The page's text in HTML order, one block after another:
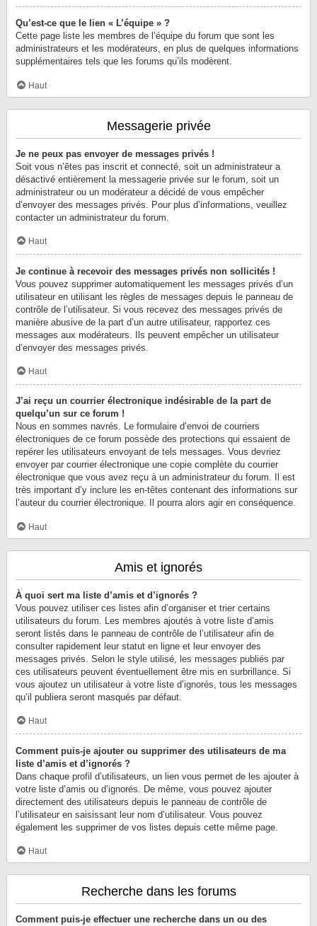
Qu’est-ce que le lien « L’équipe » ?
Cette page liste les membres de l’équipe du forum que sont les
administrateurs et les modérateurs, en plus de quelques informations
supplémentaires tels que les forums qu’ils modèrent.
Haut
Messagerie privée
Je ne peux pas envoyer de messages privés !
Soit vous n’êtes pas inscrit et connecté, soit un administrateur a
désactivé entièrement la messagerie privée sur le forum, soit un
administrateur ou un modérateur a décidé de vous empêcher
d’envoyer des messages privés. Pour plus d’informations, veuillez
contacter un administrateur du forum.
Haut
Je continue à recevoir des messages privés non sollicités !
Vous pouvez supprimer automatiquement les messages privés d’un
utilisateur en utilisant les règles de messages depuis le panneau de
contrôle de l’utilisateur. Si vous recevez des messages privés de
manière abusive de la part d’un autre utilisateur, rapportez ces
messages aux modérateurs. Ils peuvent empêcher un utilisateur
d’envoyer des messages privés.
Haut
J’ai reçu un courrier électronique indésirable de la part de
quelqu’un sur ce forum !
Nous en sommes navrés. Le formulaire d’envoi de courriers
électroniques de ce forum possède des protections qui essaient de
repérer les utilisateurs envoyant de tels messages. Vous devriez
envoyer par courrier électronique une copie complète du courrier
électronique que vous avez reçu à un administrateur du forum. Il est
très important d’y inclure les en-têtes contenant des informations sur
l’auteur du courrier électronique. Il pourra alors agir en conséquence.
Haut
Amis et ignorés
À quoi sert ma liste d’amis et d’ignorés ?
Vous pouvez utiliser ces listes afin d’organiser et trier certains
utilisateurs du forum. Les membres ajoutés à votre liste d’amis
seront listés dans le panneau de contrôle de l’utilisateur afin de
consulter rapidement leur statut en ligne et leur envoyer des
messages privés. Selon le style utilisé, les messages publiés par
ces utilisateurs peuvent éventuellement être mis en surbrillance. Si
vous ajoutez un utilisateur à votre liste d’ignorés, tous les messages
qu’il publiera seront masqués par défaut.
Haut
Comment puis-je ajouter ou supprimer des utilisateurs de ma
liste d’amis et d’ignorés ?
Dans chaque profil d’utilisateurs, un lien vous permet de les ajouter à
votre liste d’amis ou d’ignorés. De même, vous pouvez ajouter
directement des utilisateurs depuis le panneau de contrôle de
l’utilisateur en saisissant leur nom d’utilisateur. Vous pouvez
également les supprimer de vos listes depuis cette même page.
Haut
Recherche dans les forums
Comment puis-je effectuer une recherche dans un ou des